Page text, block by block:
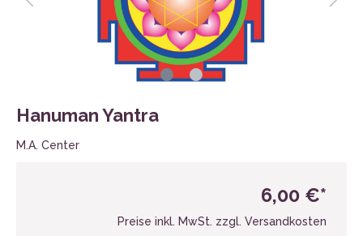
Hanuman Yantra
M.A. Center
6,00 €*
Preise inkl. MwSt. zzgl. Versandkosten